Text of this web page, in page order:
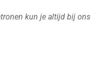
kun je altijd bij ons